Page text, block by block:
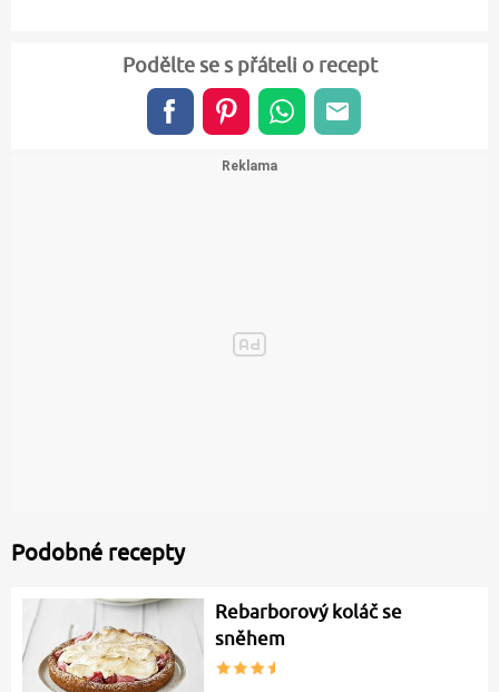
Podělte se s přáteli o recept
Podobné recepty
Rebarborový koláč se
sněhem